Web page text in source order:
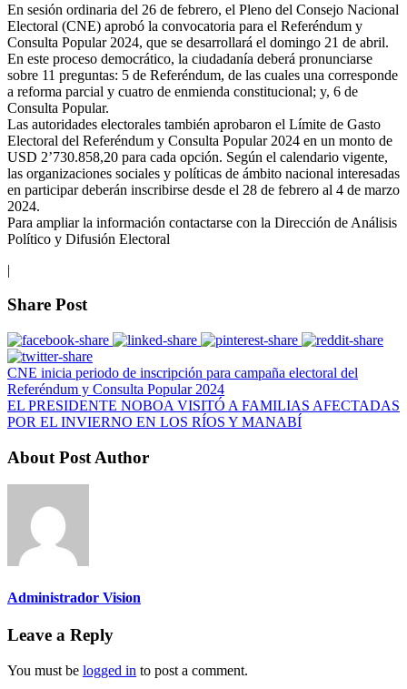
En sesión ordinaria del 26 de febrero, el Pleno del Consejo Nacional
Electoral (CNE) aprobó la convocatoria para el Referéndum y
Consulta Popular 2024, que se desarrollará el domingo 21 de abril.
En este proceso democrático, la ciudadanía deberá pronunciarse
sobre 11 preguntas: 5 de Referéndum, de las cuales una corresponde
a reforma parcial y cuatro de enmienda constitucional; y, 6 de
Consulta Popular.
Las autoridades electorales también aprobaron el Límite de Gasto
Electoral del Referéndum y Consulta Popular 2024 en un monto de
USD 2’730.858,20 para cada opción. Según el calendario vigente,
las organizaciones sociales y políticas de ámbito nacional interesadas
en participar deberán inscribirse desde el 28 de febrero al 4 de marzo
2024.
Para ampliar la información contactarse con la Dirección de Análisis
Político y Difusión Electoral
|
Share Post
CNE inicia periodo de inscripción para campaña electoral del
Referéndum y Consulta Popular 2024
EL PRESIDENTE NOBOA VISITÓ A FAMILIAS AFECTADAS
POR EL INVIERNO EN LOS RÍOS Y MANABÍ
About Post Author
Administrador Vision
Leave a Reply
You must be logged in to post a comment.